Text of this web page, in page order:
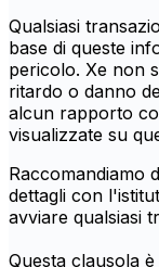
Qualsiasi
base di queste
pericolo. Xe non
ritardo o danno
alcun rapporto
visualizzate su
Raccomandiamo
dettagli con
avviare qualsiasi
Questa clausola